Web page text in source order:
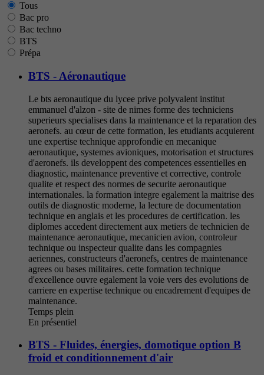
Tous
Bac pro
Bac techno
BTS
Prépa
BTS - Aéronautique
Le bts aeronautique du lycee prive polyvalent institut
emmanuel d'alzon - site de nimes forme des techniciens
superieurs specialises dans la maintenance et la reparation des
aeronefs. au cœur de cette formation, les etudiants acquierent
une expertise technique approfondie en mecanique
aeronautique, systemes avioniques, motorisation et structures
d'aeronefs. ils developpent des competences essentielles en
diagnostic, maintenance preventive et corrective, controle
qualite et respect des normes de securite aeronautique
internationales. la formation integre egalement la maitrise des
outils de diagnostic moderne, la lecture de documentation
technique en anglais et les procedures de certification. les
diplomes accedent directement aux metiers de technicien de
maintenance aeronautique, mecanicien avion, controleur
technique ou inspecteur qualite dans les compagnies
aeriennes, constructeurs d'aeronefs, centres de maintenance
agrees ou bases militaires. cette formation technique
d'excellence ouvre egalement la voie vers des evolutions de
carriere en expertise technique ou encadrement d'equipes de
maintenance.
Temps plein
En présentiel
BTS - Fluides, énergies, domotique option B
froid et conditionnement d'air